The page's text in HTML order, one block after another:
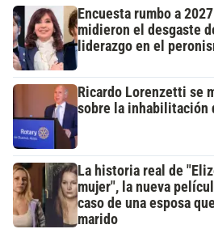
Encuesta rumbo a
midieron el desgaste
liderazgo en el
Ricardo Lorenzetti se
sobre la inhabilitación
La historia real de
mujer", la nueva
caso de una esposa
marido